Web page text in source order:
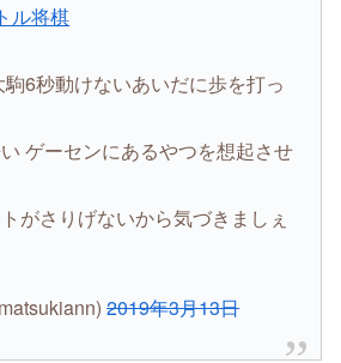
ル将棋
駒6秒動けないあいだに歩を打っ
ゲーセンにあるやつを想起させ
がさりげないから気づきましぇ
2019年3月13日